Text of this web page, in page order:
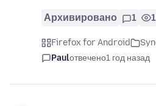
Архивировано 1
Firefox for Android
Paulотвечено1 год назад